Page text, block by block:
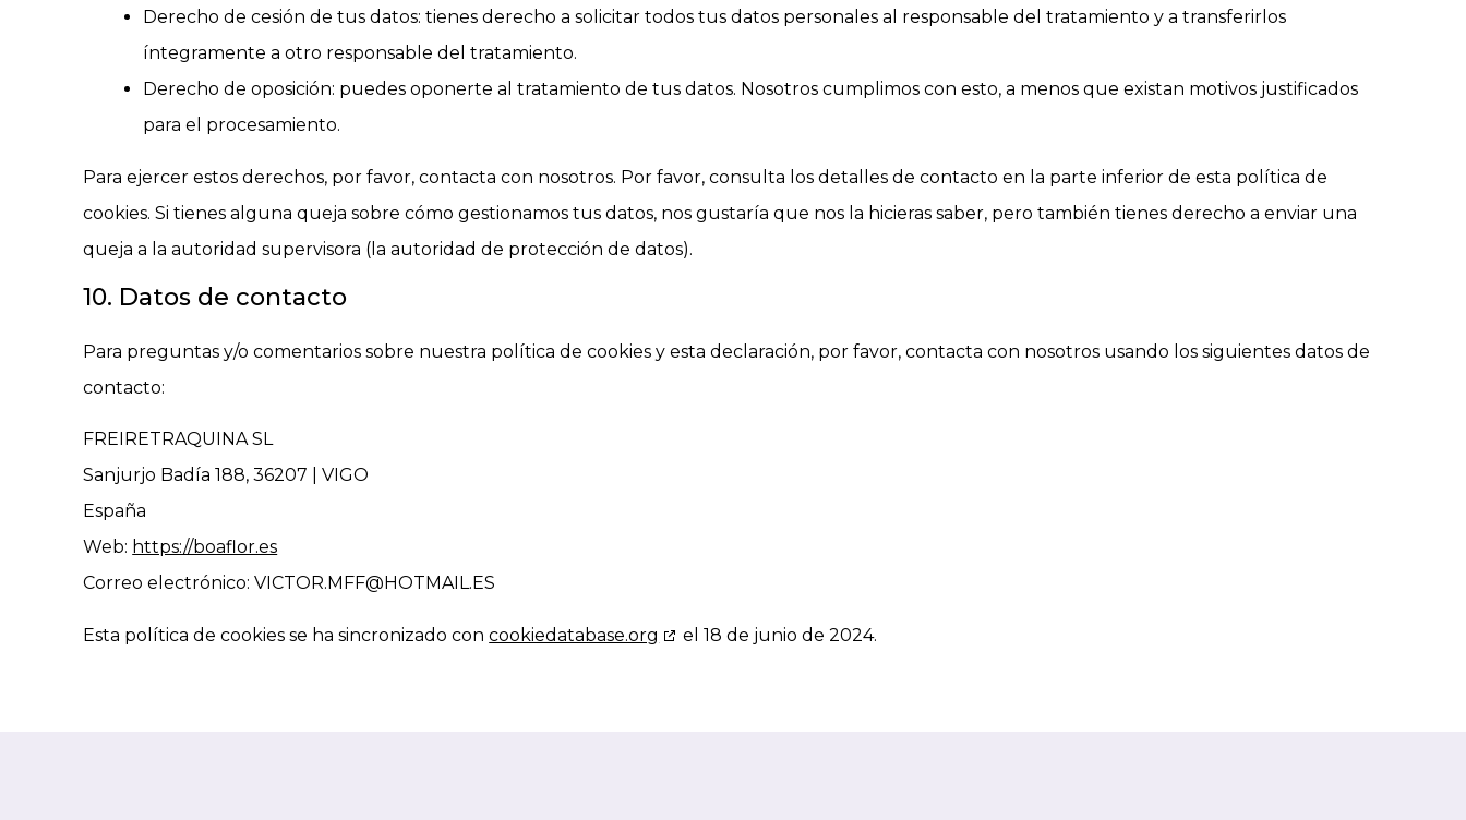
Derecho de cesión de tus datos: tienes derecho a solicitar todos tus datos personales al responsable del tratamiento y a transferirlos
íntegramente a otro responsable del tratamiento.
Derecho de oposición: puedes oponerte al tratamiento de tus datos. Nosotros cumplimos con esto, a menos que existan motivos justificados
para el procesamiento.
Para ejercer estos derechos, por favor, contacta con nosotros. Por favor, consulta los detalles de contacto en la parte inferior de esta política de
cookies. Si tienes alguna queja sobre cómo gestionamos tus datos, nos gustaría que nos la hicieras saber, pero también tienes derecho a enviar una
queja a la autoridad supervisora (la autoridad de protección de datos).
10. Datos de contacto
Para preguntas y/o comentarios sobre nuestra política de cookies y esta declaración, por favor, contacta con nosotros usando los siguientes datos de
contacto:
FREIRETRAQUINA SL
Sanjurjo Badía 188, 36207 | VIGO
España
Web: https://boaflor.es
Correo electrónico:VICTOR.MFF@HOTMAIL.ES
Esta política de cookies se ha sincronizado concookiedatabase.org el 18 de junio de 2024.